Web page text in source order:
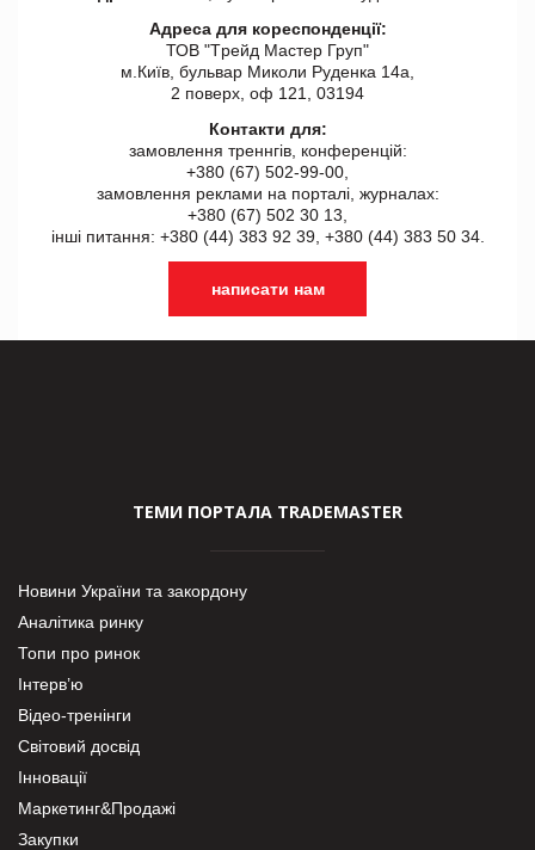
Адреса для кореспонденції:
ТОВ "Tрейд Мастер Груп"
м.Київ, бульвар Миколи Руденка 14а,
2 поверх, оф 121, 03194
Контакти для:
замовлення треннгів, конференцій:
+380 (67) 502-99-00,
замовлення реклами на порталі, журналах:
+380 (67) 502 30 13,
інші питання: +380 (44) 383 92 39, +380 (44) 383 50 34.
написати нам
ТЕМИ ПОРТАЛА TRADEMASTER
Новини України та закордону
Аналітика ринку
Топи про ринок
Інтерв’ю
Відео-тренінги
Світовий досвід
Інновації
Маркетинг&Продажі
Закупки